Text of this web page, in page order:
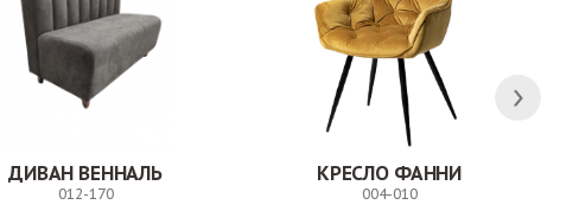
ДИВАН ВЕННАЛЬ
012-170
КРЕСЛО ФАННИ
004-010